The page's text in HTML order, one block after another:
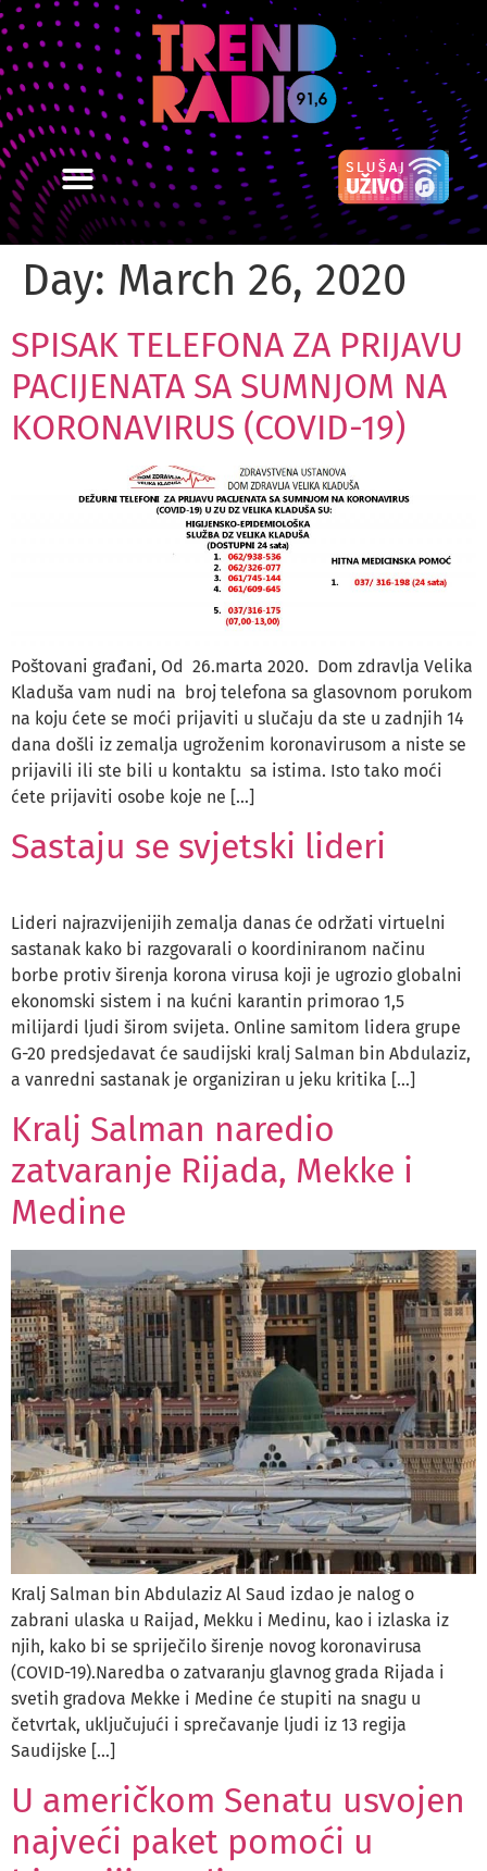
Day: March 26, 2020
SPISAK TELEFONA ZA PRIJAVU
PACIJENATA SA SUMNJOM NA
KORONAVIRUS (COVID-19)
Poštovani građani, Od 26.marta 2020. Dom zdravlja Velika
Kladuša vam nudi na broj telefona sa glasovnom porukom
na koju ćete se moći prijaviti u slučaju da ste u zadnjih 14
dana došli iz zemalja ugroženim koronavirusom a niste se
prijavili ili ste bili u kontaktu sa istima. Isto tako moći
ćete prijaviti osobe koje ne […]
Sastaju se svjetski lideri
Lideri najrazvijenijih zemalja danas će održati virtuelni
sastanak kako bi razgovarali o koordiniranom načinu
borbe protiv širenja korona virusa koji je ugrozio globalni
ekonomski sistem i na kućni karantin primorao 1,5
milijardi ljudi širom svijeta. Online samitom lidera grupe
G-20 predsjedavat će saudijski kralj Salman bin Abdulaziz,
a vanredni sastanak je organiziran u jeku kritika […]
Kralj Salman naredio
zatvaranje Rijada, Mekke i
Medine
Kralj Salman bin Abdulaziz Al Saud izdao je nalog o
zabrani ulaska u Raijad, Mekku i Medinu, kao i izlaska iz
njih, kako bi se spriječilo širenje novog koronavirusa
(COVID-19).Naredba o zatvaranju glavnog grada Rijada i
svetih gradova Mekke i Medine će stupiti na snagu u
četvrtak, uključujući i sprečavanje ljudi iz 13 regija
Saudijske […]
U američkom Senatu usvojen
najveći paket pomoći u